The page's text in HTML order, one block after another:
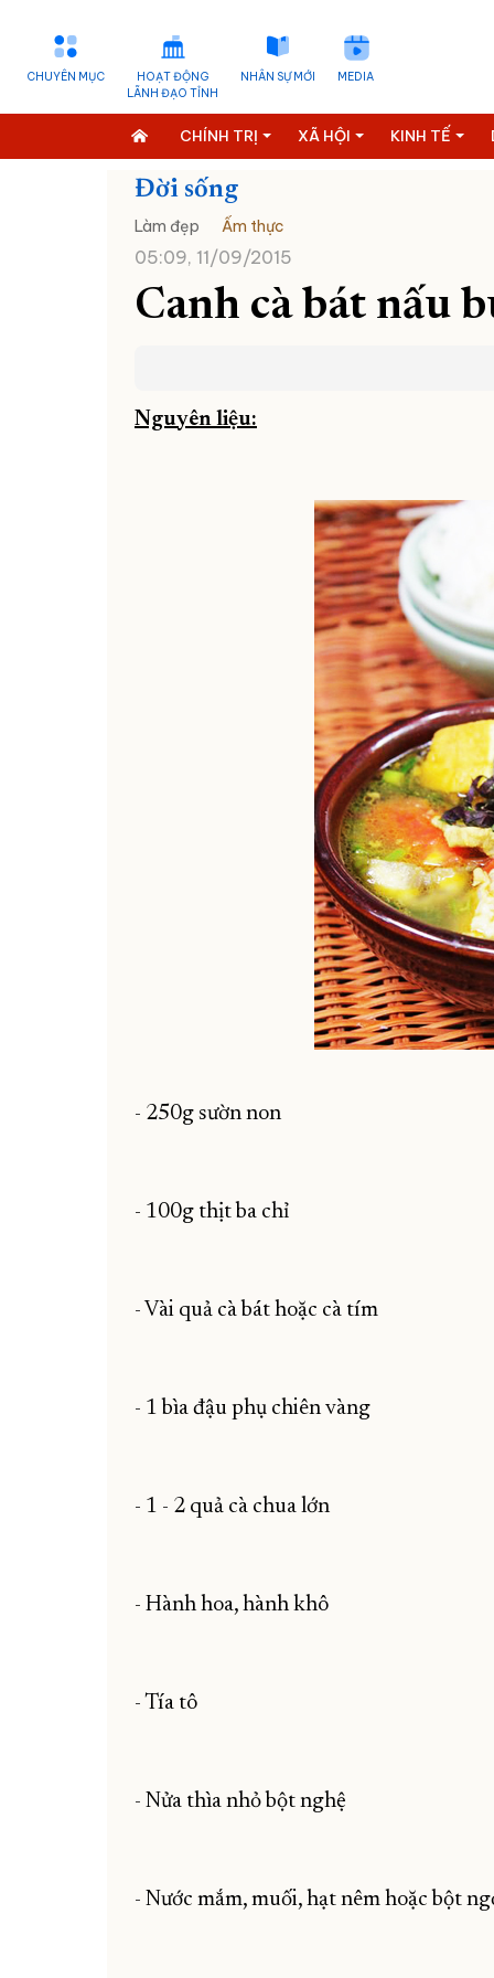
CHUYÊN MỤC
HOẠT ĐỘNG
LÃNH ĐẠO TỈNH
NHÂN SỰ MỚI MEDIA
CHÍNH TRỊ XÃ HỘI KINH TẾ
Đời sống
Làm đẹp Ẩm thực
05:09, 11/09/2015
Canh cà bát nấu
Nguyên liệu:
- 250g sườn non
- 100g thịt ba chỉ
- Vài quả cà bát hoặc cà tím
- 1 bìa đậu phụ chiên vàng
- 1 - 2 quả cà chua lớn
- Hành hoa, hành khô
- Tía tô
- Nửa thìa nhỏ bột nghệ
- Nước mắm, muối, hạt nêm hoặc bột